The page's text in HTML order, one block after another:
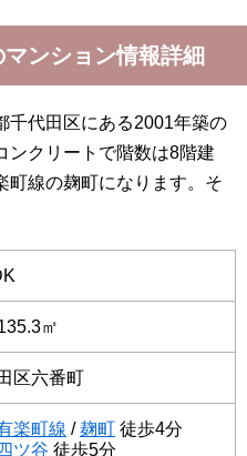
ンション情報詳細
千代田区にある2001年築の
ンクリートで階数は8階建
町線の麹町になります。そ
㎡
区六番町
楽町線 /麹町 徒歩4分
四ツ谷 徒歩5分